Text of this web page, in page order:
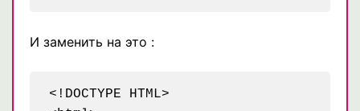
И заменить на это :
<!DOCTYPE HTML>